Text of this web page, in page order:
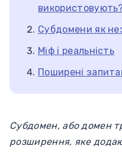
використовують?
Субдомени як
Міф і реальність
Поширені
Субдомен, або домен
розширення, яке